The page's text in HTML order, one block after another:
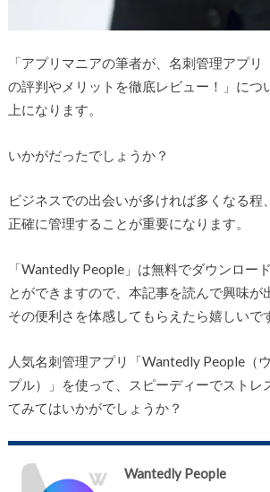
「アプリマニアの筆者が、名刺管理アプリ
の評判やメリットを徹底レビュー！」につ
上になります。
いかがだったでしょうか？
ビジネスでの出会いが多ければ多くなる程
正確に管理することが重要になります。
「Wantedly People」は無料でダウンロー
とができますので、本記事を読んで興味が
その便利さを体感してもらえたら嬉しいで
人気名刺管理アプリ「Wantedly People（
プル）」を使って、スピーディーでストレ
てみてはいかがでしょうか？
Wantedly People